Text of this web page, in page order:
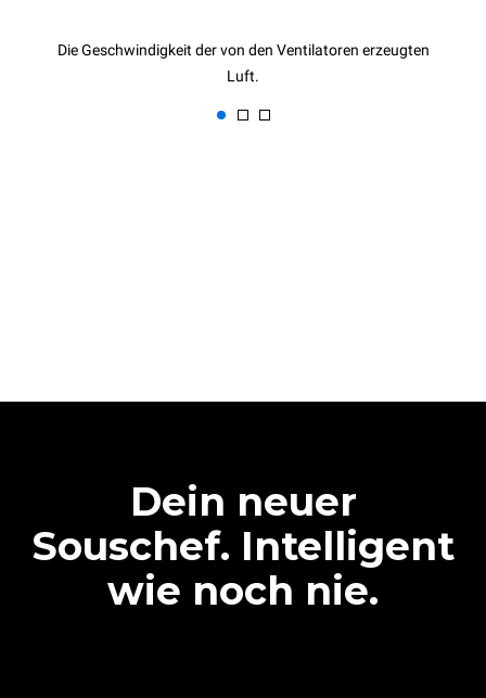
Die Geschwindigkeit der von den Ventilatoren erzeugten
Luft.
Dein neuer
Souschef. Intelligent
wie noch nie.